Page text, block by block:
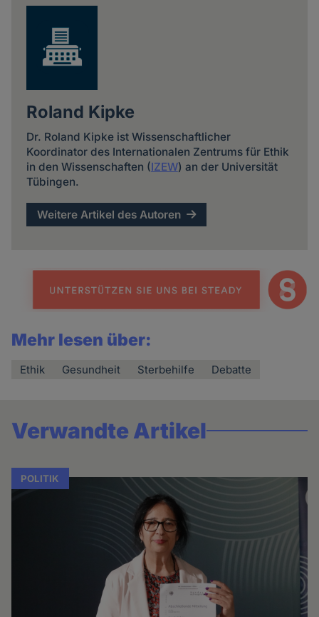
Roland Kipke
Dr. Roland Kipke ist Wissenschaftlicher
Koordinator des Internationalen Zentrums für Ethik
in den Wissenschaften (IZEW) an der Universität
Tübingen.
Weitere Artikel des Autoren
Mehr lesen über:
Ethik Gesundheit Sterbehilfe Debatte
Verwandte Artikel
POLITIK